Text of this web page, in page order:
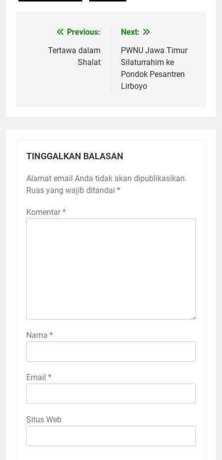
NavigasiPrevious:
Tertawa dalam
Shalat
Next:
PWNU Jawa Timur
Silaturrahim ke
Pondok Pesantren
Lirboyo
TINGGALKAN BALASAN
Alamat email Anda tidak akan dipublikasikan.
Ruas yang wajib ditandai *
Komentar *
Nama *
Email *
Situs Web